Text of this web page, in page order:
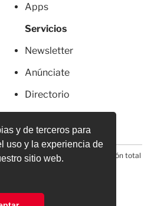
y de terceros para
uso y la experiencia de
sitio web.
Apps
Servicios
Newsletter
Anúnciate
Directorio
Prohibida la reproducción total
cualquier medio electrónico*